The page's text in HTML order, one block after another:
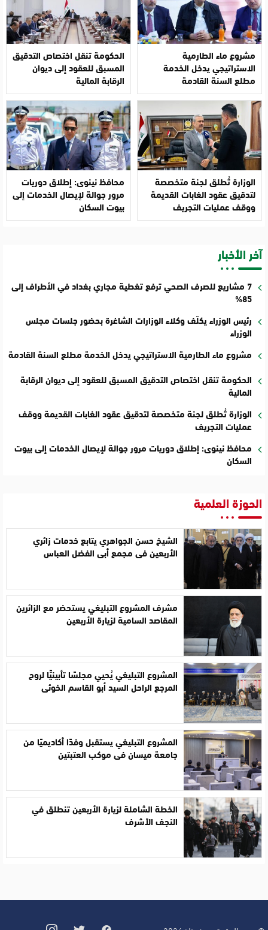
مشروع ماء الطارمية
الاستراتيجي يدخل الخدمة
مطلع السنة القادمة
الحكومة تنقل اختصاص التدقيق
المسبق للعقود إلى ديوان
الرقابة المالية
الوزارة تُطلق لجنة متخصصة
لتدقيق عقود الغابات القديمة
ووقف عمليات التجريف
محافظ نينوى: إطلاق دوريات
مرور جوالة لإيصال الخدمات إلى
بيوت السكان
آخر الأخبار
7 مشاريع للصرف الصحي ترفع تغطية مجاري بغداد في الأطراف إلى
85%
رئيس الوزراء يكلّف وكلاء الوزارات الشاغرة بحضور جلسات مجلس
الوزراء
مشروع ماء الطارمية الاستراتيجي يدخل الخدمة مطلع السنة القادمة
الحكومة تنقل اختصاص التدقيق المسبق للعقود إلى ديوان الرقابة
المالية
الوزارة تُطلق لجنة متخصصة لتدقيق عقود الغابات القديمة ووقف
عمليات التجريف
محافظ نينوى: إطلاق دوريات مرور جوالة لإيصال الخدمات إلى بيوت
السكان
الحوزة العلمية
الشيخ حسن الجواهري يتابع خدمات زائري
الأربعين في مجمع أبي الفضل العباس
مشرف المشروع التبليغي يستحضر مع الزائرين
المقاصد السامية لزيارة الأربعين
المشروع التبليغي يُحيي مجلسًا تأبينيًّا لروح
المرجع الراحل السيد أبو القاسم الخوئي
المشروع التبليغي يستقبل وفدًا أكاديميًا من
جامعة ميسان في موكب العتبتين
الخطة الشاملة لزيارة الأربعين تنطلق في
النجف الأشرف